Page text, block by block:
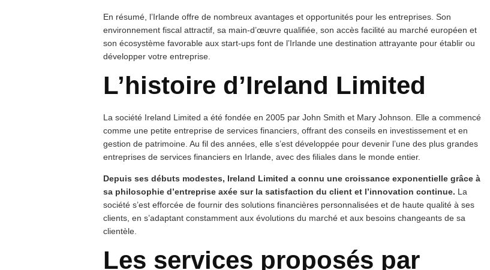
En résumé, l’Irlande offre de nombreux avantages et opportunités pour les entreprises. Son
environnement fiscal attractif, sa main-d’œuvre qualifiée, son accès facilité au marché européen et
son écosystème favorable aux start-ups font de l’Irlande une destination attrayante pour établir ou
développer votre entreprise.
L’histoire d’Ireland Limited
La société Ireland Limited a été fondée en 2005 par John Smith et Mary Johnson. Elle a commencé
comme une petite entreprise de services financiers, offrant des conseils en investissement et en
gestion de patrimoine. Au fil des années, elle s’est développée pour devenir l’une des plus grandes
entreprises de services financiers en Irlande, avec des filiales dans le monde entier.
Depuis ses débuts modestes, Ireland Limited a connu une croissance exponentielle grâce à
sa philosophie d’entreprise axée sur la satisfaction du client et l’innovation continue. La
société s’est efforcée de fournir des solutions financières personnalisées et de haute qualité à ses
clients, en s’adaptant constamment aux évolutions du marché et aux besoins changeants de sa
clientèle.
Les services proposés par